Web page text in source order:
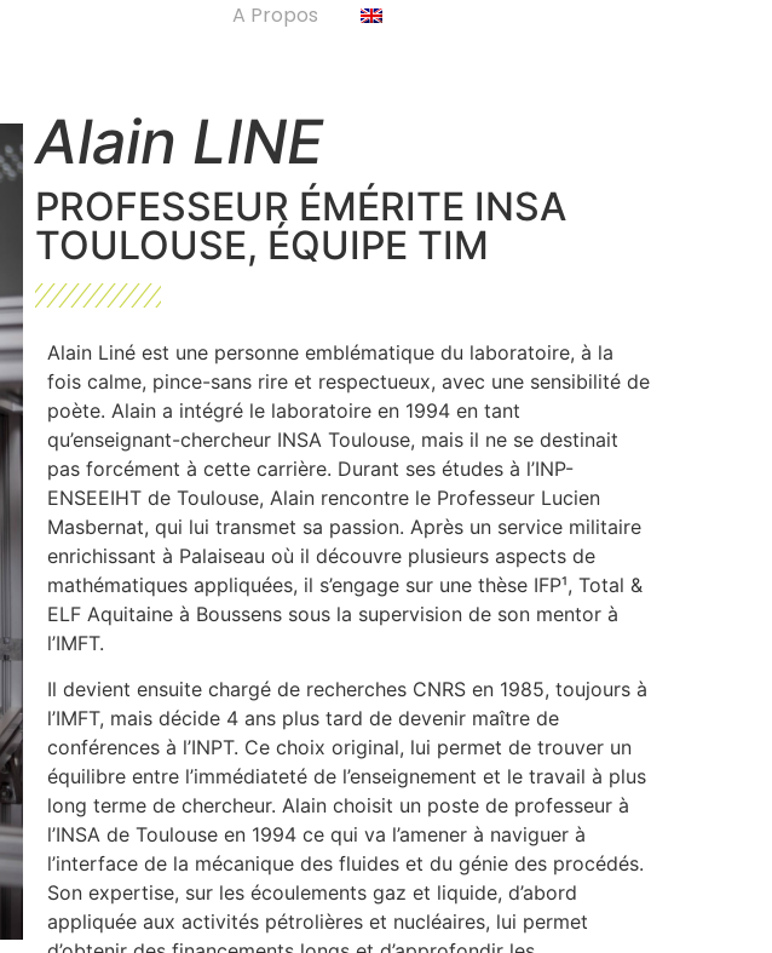
A Propos
Alain LINE
PROFESSEUR ÉMÉRITE INSA
TOULOUSE, ÉQUIPE TIM
Alain Liné est une personne emblématique du laboratoire, à la
fois calme, pince-sans rire et respectueux, avec une sensibilité de
poète. Alain a intégré le laboratoire en 1994 en tant
qu’enseignant-chercheur INSA Toulouse, mais il ne se destinait
pas forcément à cette carrière. Durant ses études à l’INP-
ENSEEIHT de Toulouse, Alain rencontre le Professeur Lucien
Masbernat, qui lui transmet sa passion. Après un service militaire
enrichissant à Palaiseau où il découvre plusieurs aspects de
mathématiques appliquées, il s’engage sur une thèse IFP¹, Total &
ELF Aquitaine à Boussens sous la supervision de son mentor à
l’IMFT.
Il devient ensuite chargé de recherches CNRS en 1985, toujours à
l’IMFT, mais décide 4 ans plus tard de devenir maître de
conférences à l’INPT. Ce choix original, lui permet de trouver un
équilibre entre l’immédiateté de l’enseignement et le travail à plus
long terme de chercheur. Alain choisit un poste de professeur à
l’INSA de Toulouse en 1994 ce qui va l’amener à naviguer à
l’interface de la mécanique des fluides et du génie des procédés.
Son expertise, sur les écoulements gaz et liquide, d’abord
appliquée aux activités pétrolières et nucléaires, lui permet